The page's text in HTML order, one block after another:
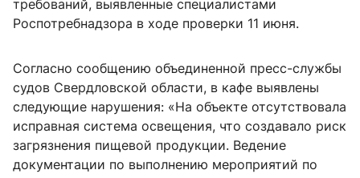
требований, выявленные специалистами
Роспотребнадзора в ходе проверки 11 июня.
Согласно сообщению объединенной пресс-службы
судов Свердловской области, в кафе выявлены
следующие нарушения: «На объекте отсутствовала
исправная система освещения, что создавало риск
загрязнения пищевой продукции. Ведение
документации по выполнению мероприятий по